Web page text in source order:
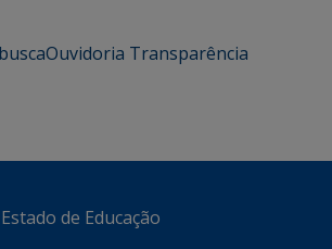
Ouvidoria Transparência
de Educação